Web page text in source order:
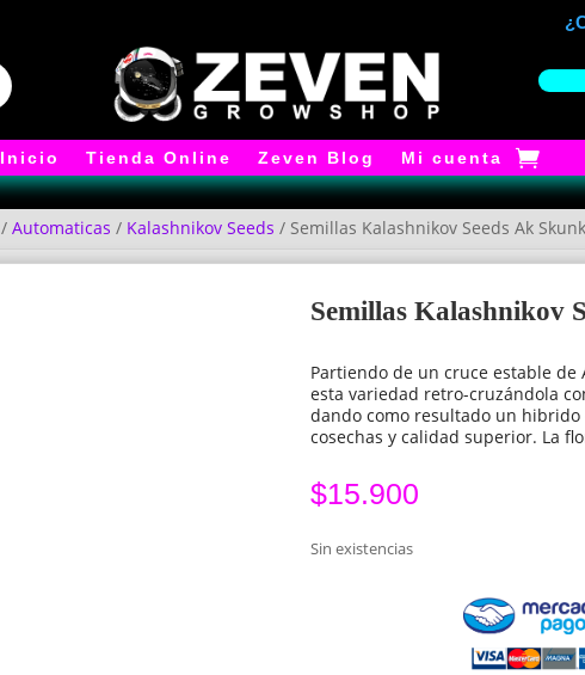
Inicio Tienda Online Zeven Blog Mi cuenta
/ Automaticas / Kalashnikov Seeds / Semillas Kalashnikov Seeds Ak
Semillas Kalashnikov
Partiendo de un cruce estable de
esta variedad retro-cruzándola
dando como resultado un
cosechas y calidad superior. La
$15.900
Sin existencias